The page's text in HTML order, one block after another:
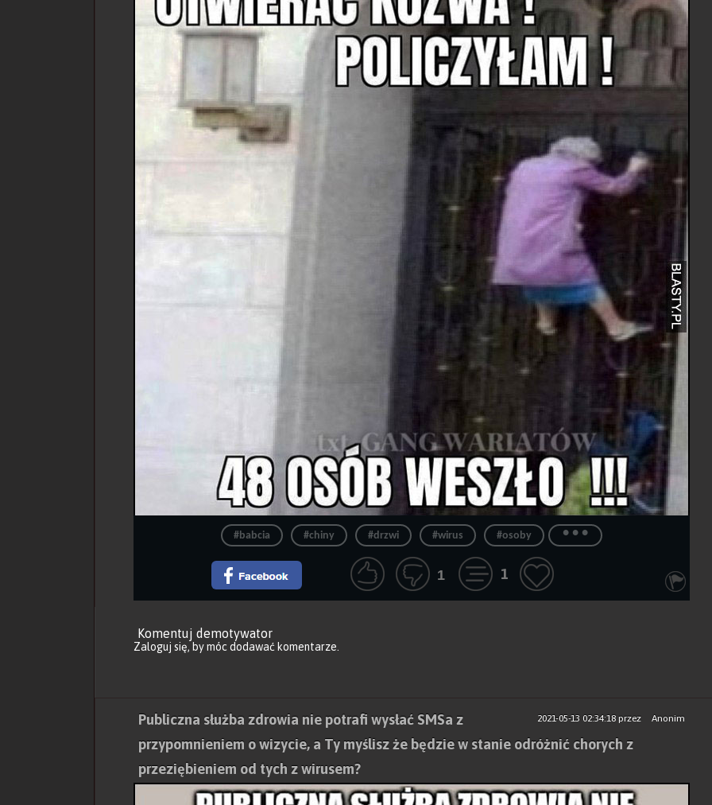
#babcia #chiny #drzwi #wirus #osoby ...
1 1
Komentuj demotywator
Zaloguj się, by móc dodawać komentarze.
2021-05-13 02:34:18przez Anonim
Publiczna służba zdrowia nie potrafi wysłać SMSa z
przypomnieniem o wizycie, a Ty myślisz że będzie w stanie odróżnić chorych z
przeziębieniem od tych z wirusem?